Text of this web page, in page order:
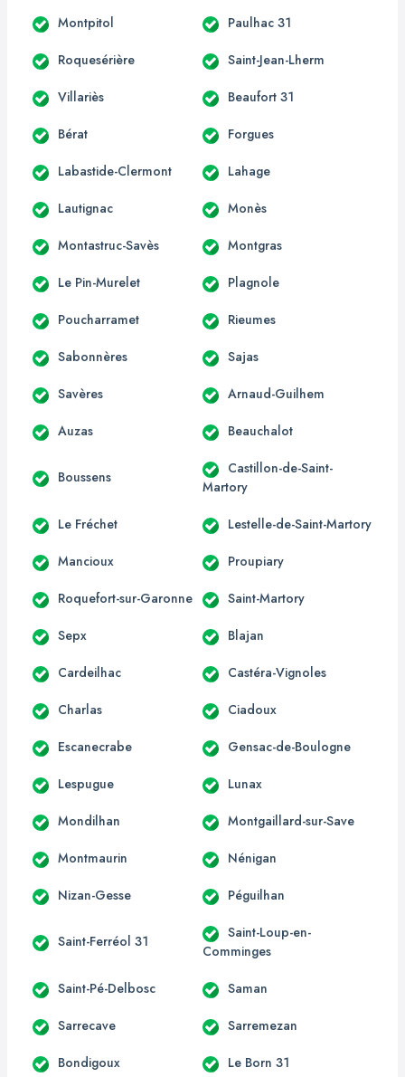
Montpitol Paulhac 31
Roquesérière Saint-Jean-Lherm
Villariès Beaufort 31
Bérat Forgues
Labastide-Clermont Lahage
Lautignac Monès
Montastruc-Savès Montgras
Le Pin-Murelet Plagnole
Poucharramet Rieumes
Sabonnères Sajas
Savères Arnaud-Guilhem
Auzas Beauchalot
Boussens
Castillon-de-Saint-
Martory
Le Fréchet Lestelle-de-Saint-Martory
Mancioux Proupiary
Roquefort-sur-Garonne Saint-Martory
Sepx Blajan
Cardeilhac Castéra-Vignoles
Charlas Ciadoux
Escanecrabe Gensac-de-Boulogne
Lespugue Lunax
Mondilhan Montgaillard-sur-Save
Montmaurin Nénigan
Nizan-Gesse Péguilhan
Saint-Ferréol 31
Saint-Loup-en-
Comminges
Saint-Pé-Delbosc Saman
Sarrecave Sarremezan
Bondigoux Le Born 31